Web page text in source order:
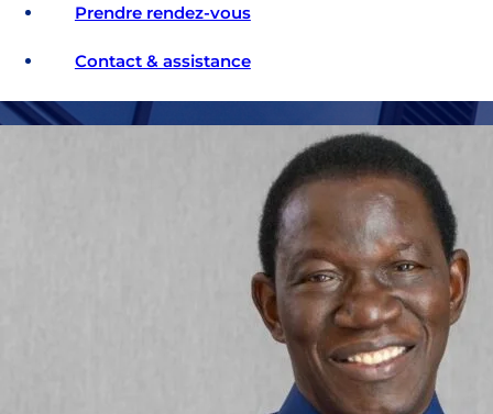
Prendre rendez-vous
Contact & assistance
Accueil Découvrir AFG BANK»Qui sommes-nous ?